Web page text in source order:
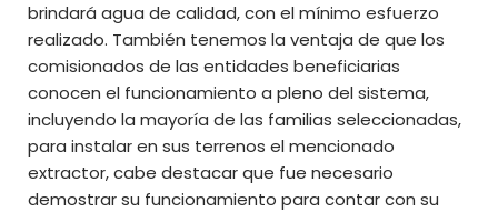
brindará agua de calidad, con el mínimo esfuerzo
realizado. También tenemos la ventaja de que los
comisionados de las entidades beneficiarias
conocen el funcionamiento a pleno del sistema,
incluyendo la mayoría de las familias seleccionadas,
para instalar en sus terrenos el mencionado
extractor, cabe destacar que fue necesario
demostrar su funcionamiento para contar con su